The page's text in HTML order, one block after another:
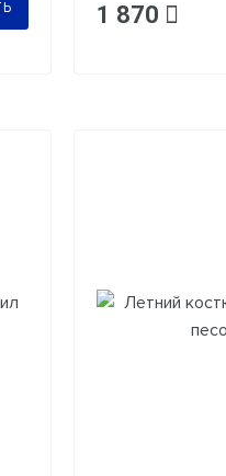
1 870